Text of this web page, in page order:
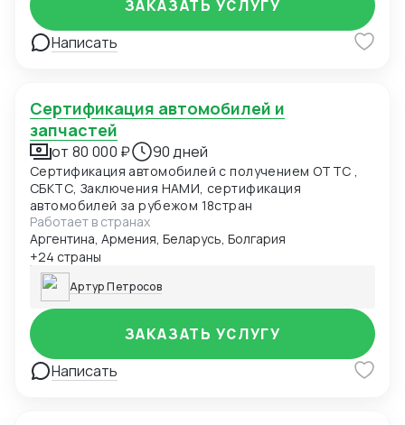
Написать
ЗАКАЗАТЬ УСЛУГУ
Сертификация автомобилей и
запчастей
от 80 000 ₽ 90 дней
Сертификация автомобилей с получением ОТТС ,
СБКТС, Заключения НАМИ, сертификация
автомобилей за рубежом 18стран
Работает в странах
Аргентина, Армения, Беларусь, Болгария
+24 страны
Артур Петросов
Написать
ЗАКАЗАТЬ УСЛУГУ